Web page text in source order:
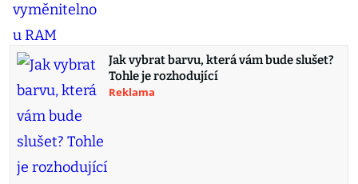
Jak vybrat barvu, která vám bude slušet?
Tohle je rozhodující
Reklama